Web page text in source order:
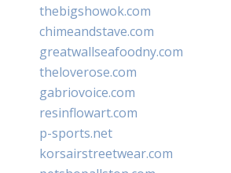
thebigshowok.com
chimeandstave.com
greatwallseafoodny.com
theloverose.com
gabriovoice.com
resinflowart.com
p-sports.net
korsairstreetwear.com